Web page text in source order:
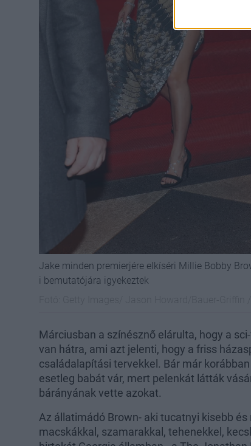
Jake minden premierjére elkíséri Millie Bobby
i bemutatójára igyekeztek
Márciusban a színésznő elárulta, hogy a
van hátra, ami azt jelenti, hogy a friss
családalapítási tervekkel. Bár már
esetleg babát vár, mert pelenkát látták
bárányának vette azokat.
Az állatimádó Brown- aki tucatnyi kisebb
macskákkal, szamarakkal, tehenekkel,